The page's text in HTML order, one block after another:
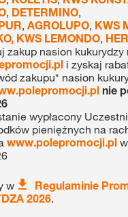
, DETERMINO,
, AGROLUPO, KWS
KWS LEMONDO,
zakup nasion kukurydzy
i zyskaj
zakupu* nasion
nie
wypłacony
pieniężnych na
www.polepromocji.pl
w
Regulaminie
2026.